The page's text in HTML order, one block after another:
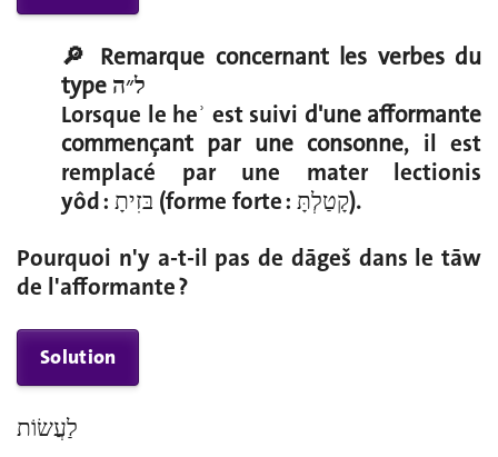
🔎 Remarque concernant les verbes du
type ל״ה
Lorsque le heʾ est suivi d'une afformante
commençant par une consonne, il est
remplacé par une mater lectionis
yôd : בּזִיתָ (f
orme forte : קָטַלְתָּ).
Pourquoi n'y a-t-il pas de dāgeš dans le tāw
de l'afformante ?
Solution
לַעֲשׂוֹת